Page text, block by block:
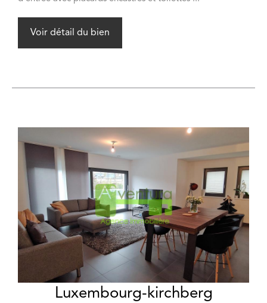
Voir détail du bien
Luxembourg-kirchberg